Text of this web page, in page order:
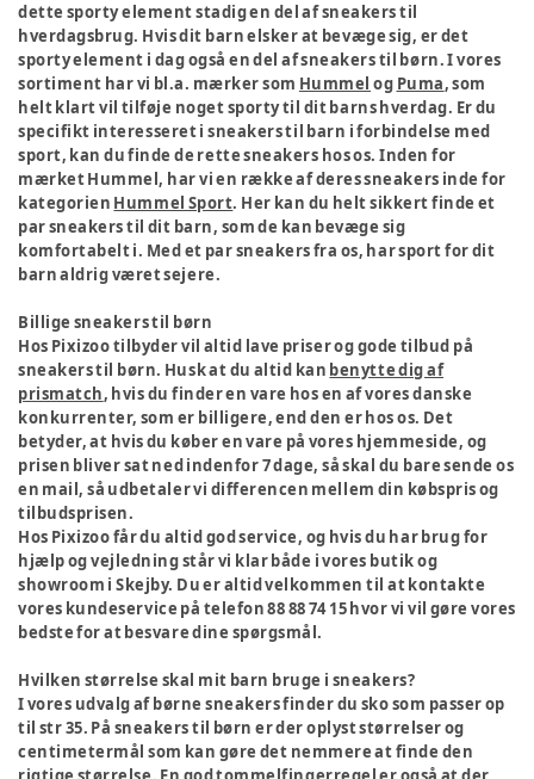
dette sporty element stadig en del af sneakers til
hverdagsbrug. Hvis dit barn elsker at bevæge sig, er det
sporty element i dag også en del af sneakers til børn. I vores
sortiment har vi bl.a. mærker som Hummel og Puma, som
helt klart vil tilføje noget sporty til dit barns hverdag. Er du
specifikt interesseret i sneakers til barn i forbindelse med
sport, kan du finde de rette sneakers hos os. Inden for
mærket Hummel, har vi en række af deres sneakers inde for
kategorien Hummel Sport. Her kan du helt sikkert finde et
par sneakers til dit barn, som de kan bevæge sig
komfortabelt i. Med et par sneakers fra os, har sport for dit
barn aldrig været sejere.
Billige sneakers til børn
Hos Pixizoo tilbyder vil altid lave priser og gode tilbud på
sneakers til børn. Husk at du altid kan benytte dig af
prismatch, hvis du finder en vare hos en af vores danske
konkurrenter, som er billigere, end den er hos os. Det
betyder, at hvis du køber en vare på vores hjemmeside, og
prisen bliver sat ned indenfor 7 dage, så skal du bare sende os
en mail, så udbetaler vi differencen mellem din købspris og
tilbudsprisen.
Hos Pixizoo får du altid god service, og hvis du har brug for
hjælp og vejledning står vi klar både i vores butik og
showroom i Skejby. Du er altid velkommen til at kontakte
vores kundeservice på telefon 88 88 74 15 hvor vi vil gøre vores
bedste for at besvare dine spørgsmål.
Hvilken størrelse skal mit barn bruge i sneakers?
I vores udvalg af børne sneakers finder du sko som passer op
til str 35. På sneakers til børn er der oplyst størrelser og
centimetermål som kan gøre det nemmere at finde den